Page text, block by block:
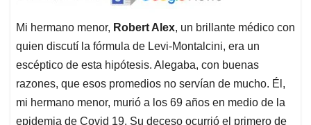
Mi hermano menor, Robert Alex, un brillante médico con
quien discutí la fórmula de Levi-Montalcini, era un
escéptico de esta hipótesis. Alegaba, con buenas
razones, que esos promedios no servían de mucho. Él,
mi hermano menor, murió a los 69 años en medio de la
epidemia de Covid 19. Su deceso ocurrió el primero de